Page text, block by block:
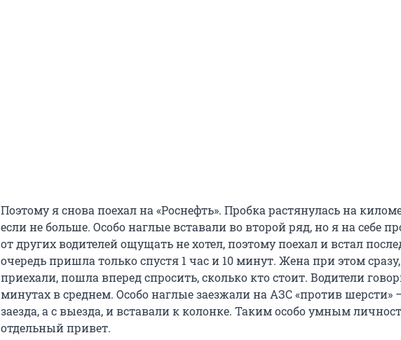
Поэтому я снова поехал на «Роснефть». Пробка растянулась на
если не больше. Особо наглые вставали во второй ряд, но я на себе
от других водителей ощущать не хотел, поэтому поехал и встал
очередь пришла только спустя 1 час и 10 минут. Жена при этом
приехали, пошла вперед спросить, сколько кто стоит. Водители
минутах в среднем. Особо наглые заезжали на АЗС «против шерсти»
заезда, а с выезда, и вставали к колонке. Таким особо умным
отдельный привет.